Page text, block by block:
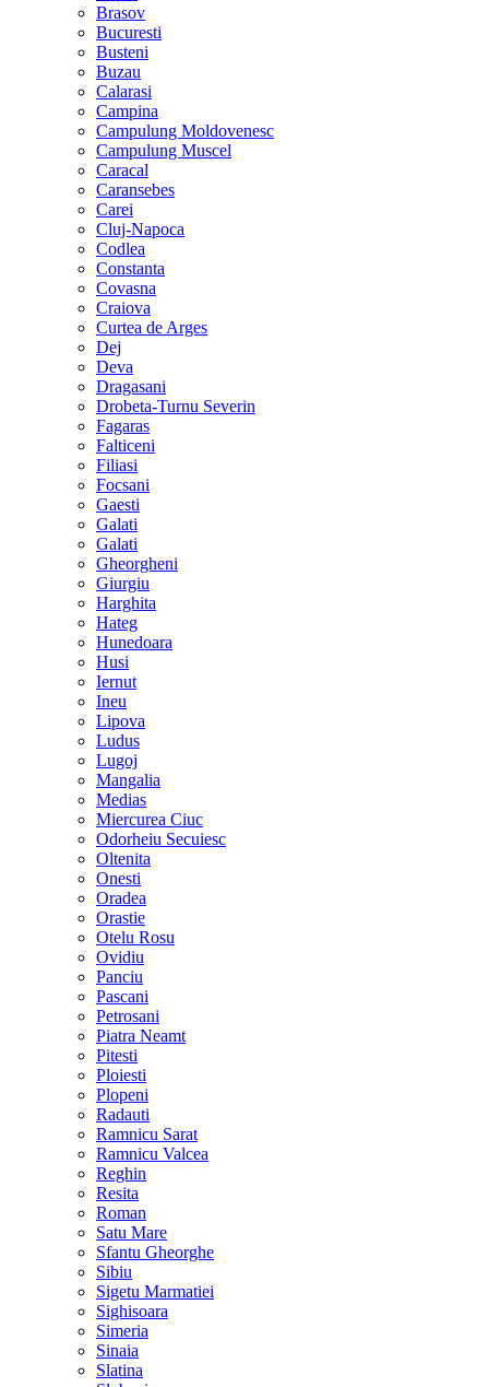
Brasov
Bucuresti
Busteni
Buzau
Calarasi
Campina
Campulung Moldovenesc
Campulung Muscel
Caracal
Caransebes
Carei
Cluj-Napoca
Codlea
Constanta
Covasna
Craiova
Curtea de Arges
Dej
Deva
Dragasani
Drobeta-Turnu Severin
Fagaras
Falticeni
Filiasi
Focsani
Gaesti
Galati
Galati
Gheorgheni
Giurgiu
Harghita
Hateg
Hunedoara
Husi
Iernut
Ineu
Lipova
Ludus
Lugoj
Mangalia
Medias
Miercurea Ciuc
Odorheiu Secuiesc
Oltenita
Onesti
Oradea
Orastie
Otelu Rosu
Ovidiu
Panciu
Pascani
Petrosani
Piatra Neamt
Pitesti
Ploiesti
Plopeni
Radauti
Ramnicu Sarat
Ramnicu Valcea
Reghin
Resita
Roman
Satu Mare
Sfantu Gheorghe
Sibiu
Sigetu Marmatiei
Sighisoara
Simeria
Sinaia
Slatina